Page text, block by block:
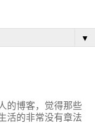
▼
的博客，觉得那些
活的非常没有章法